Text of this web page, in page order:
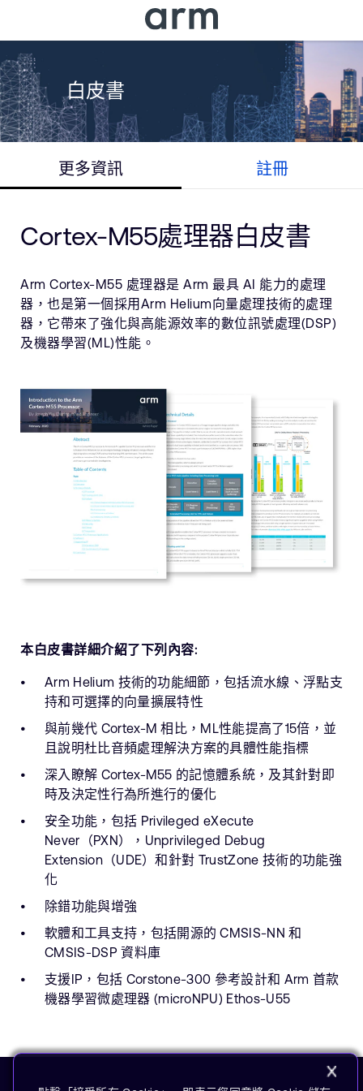
Skip to Main Content
Skip to Footer
白皮書
更多資訊 註冊
Cortex-M55處理器白皮書
Arm Cortex-M55 處理器是 Arm 最具 AI 能力的處理
器，也是第一個採用Arm Helium向量處理技術的處理
器，它帶來了強化與高能源效率的數位訊號處理(DSP)
及機器學習(ML)性能。
本白皮書詳細介紹了下列內容:
Arm Helium 技術的功能細節，包括流水線、浮點支
持和可選擇的向量擴展特性
與前幾代 Cortex-M 相比，ML性能提高了15倍，並
且說明杜比音頻處理解決方案的具體性能指標
深入瞭解 Cortex-M55 的記憶體系統，及其針對即
時及決定性行為所進行的優化
安全功能，包括 Privileged eXecute
Never（PXN），Unprivileged Debug
Extension（UDE）和針對 TrustZone 技術的功能強
化
除錯功能與增強
軟體和工具支持，包括開源的 CMSIS-NN 和
CMSIS-DSP 資料庫
支援IP，包括 Corstone-300 參考設計和 Arm 首款
機器學習微處理器 (microNPU) Ethos-U55